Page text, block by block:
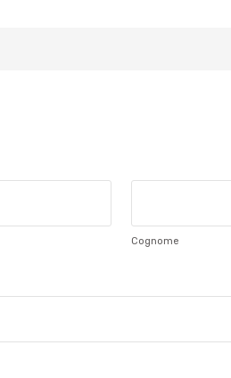
Cognome